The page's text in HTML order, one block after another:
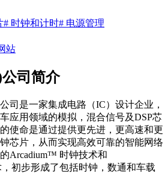
# 时钟和计时# 电源管理
站
司简介
司是一家集成电路（IC）设计企业，
应用领域的模拟，混合信号及DSP芯
使命是通过提供更先进，更高速和更
芯片，从而实现高效可靠的智能网络
Arcadium™ 时钟技术和
初步形成了包括时钟，数通和车载